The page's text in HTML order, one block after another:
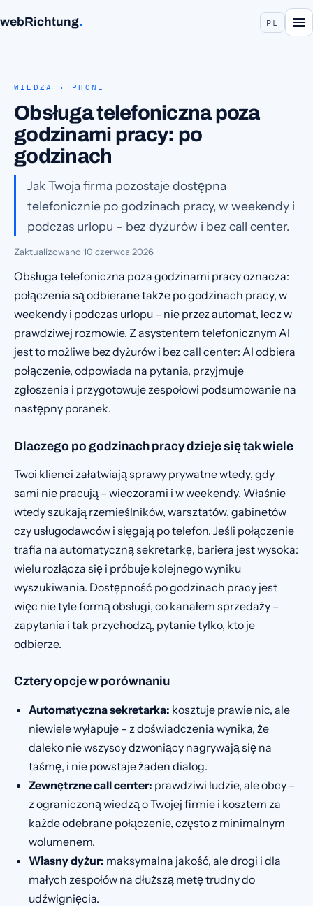
webRichtung. PL
WIEDZA · PHONE
Obsługa telefoniczna poza
godzinami pracy: po
godzinach
Jak Twoja firma pozostaje dostępna
telefonicznie po godzinach pracy, w weekendy i
podczas urlopu – bez dyżurów i bez call center.
Zaktualizowano 10 czerwca 2026
Obsługa telefoniczna poza godzinami pracy oznacza:
połączenia są odbierane także po godzinach pracy, w
weekendy i podczas urlopu – nie przez automat, lecz w
prawdziwej rozmowie. Z asystentem telefonicznym AI
jest to możliwe bez dyżurów i bez call center: AI odbiera
połączenie, odpowiada na pytania, przyjmuje
zgłoszenia i przygotowuje zespołowi podsumowanie na
następny poranek.
Dlaczego po godzinach pracy dzieje się tak wiele
Twoi klienci załatwiają sprawy prywatne wtedy, gdy
sami nie pracują – wieczorami i w weekendy. Właśnie
wtedy szukają rzemieślników, warsztatów, gabinetów
czy usługodawców i sięgają po telefon. Jeśli połączenie
trafia na automatyczną sekretarkę, bariera jest wysoka:
wielu rozłącza się i próbuje kolejnego wyniku
wyszukiwania. Dostępność po godzinach pracy jest
więc nie tyle formą obsługi, co kanałem sprzedaży –
zapytania i tak przychodzą, pytanie tylko, kto je
odbierze.
Cztery opcje w porównaniu
Automatyczna sekretarka: kosztuje prawie nic, ale
niewiele wyłapuje – z doświadczenia wynika, że
daleko nie wszyscy dzwoniący nagrywają się na
taśmę, i nie powstaje żaden dialog.
Zewnętrzne call center: prawdziwi ludzie, ale obcy –
z ograniczoną wiedzą o Twojej firmie i kosztem za
każde odebrane połączenie, często z minimalnym
wolumenem.
Własny dyżur: maksymalna jakość, ale drogi i dla
małych zespołów na dłuższą metę trudny do
udźwignięcia.